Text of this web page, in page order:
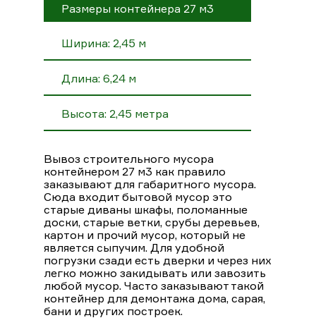
Размеры контейнера 27 м3
Ширина: 2,45 м
Длина: 6,24 м
Высота: 2,45 метра
Вывоз строительного мусора
контейнером 27 м3 как правило
заказывают для габаритного мусора.
Сюда входит бытовой мусор это
старые диваны шкафы, поломанные
доски, старые ветки, срубы деревьев,
картон и прочий мусор, который не
является сыпучим. Для удобной
погрузки сзади есть дверки и через них
легко можно закидывать или завозить
любой мусор. Часто заказывают такой
контейнер для демонтажа дома, сарая,
бани и других построек.